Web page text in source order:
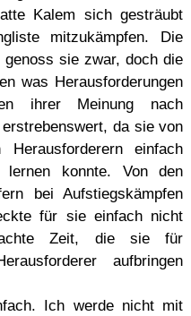
Kalem sich gesträubt
mitzukämpfen. Die
genoss sie zwar, doch die
was Herausforderungen
ihrer Meinung nach
da sie von
Herausforderern einfach
lernen konnte. Von den
bei Aufstiegskämpfen
für sie einfach nicht
Zeit, die sie für
aufbringen
Ich werde nicht mit